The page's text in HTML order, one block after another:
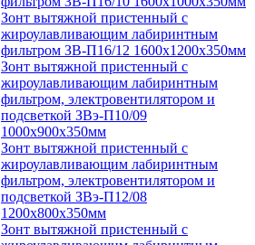
Зонт вытяжной пристенный с
жироулавливающим лабиринтным
фильтром ЗВ-П16/12 1600х1200х350мм
Зонт вытяжной пристенный с
жироулавливающим лабиринтным
фильтром, электровентилятором и
подсветкой ЗВэ-П10/09
1000х900х350мм
Зонт вытяжной пристенный с
жироулавливающим лабиринтным
фильтром, электровентилятором и
подсветкой ЗВэ-П12/08
1200х800х350мм
Зонт вытяжной пристенный с